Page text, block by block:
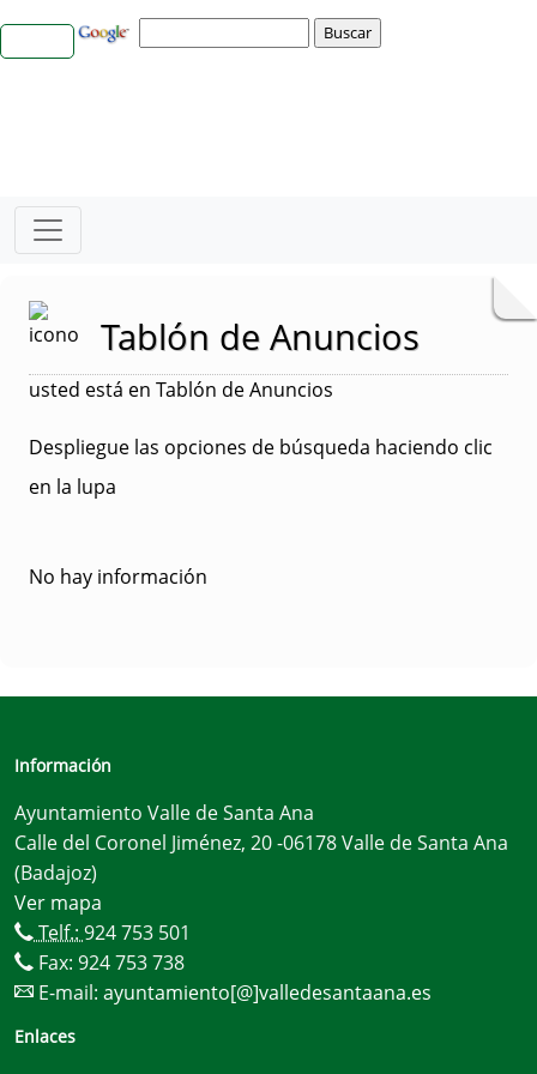
Tablón de Anuncios
usted está en Tablón de Anuncios
Despliegue las opciones de búsqueda haciendo clic
en la lupa
No hay información
Información
Ayuntamiento Valle de Santa Ana
Calle del Coronel Jiménez, 20 -06178 Valle de Santa Ana
(Badajoz)
Ver mapa
Telf.: 924 753 501
Fax: 924 753 738
E-mail: ayuntamiento[@]valledesantaana.es
Enlaces